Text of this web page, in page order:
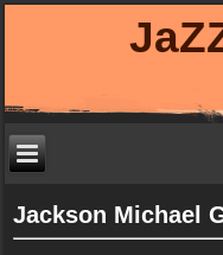
Jackson Michael